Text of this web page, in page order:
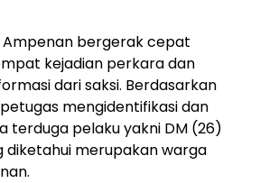
Ampenan bergerak cepat
kejadian perkara dan
dari saksi. Berdasarkan
mengidentifikasi dan
terduga pelaku yakni DM (26)
diketahui merupakan warga